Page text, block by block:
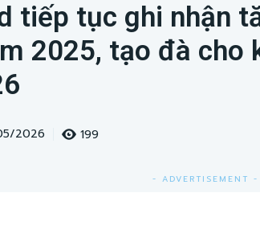
tiếp tục ghi nhận
2025, tạo đà cho
2026 199
- ADVERTISEMENT -